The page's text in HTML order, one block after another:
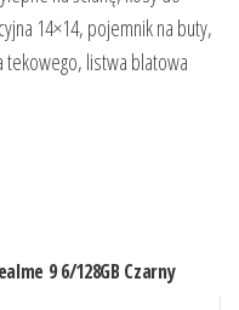
14×14, pojemnik na buty,
listwa blatowa
9 6/128GB Czarny